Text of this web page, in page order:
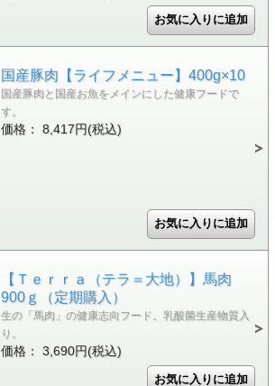
国産豚肉【ライフメニュー】400g×10
国産豚肉と国産お魚をメインにした健康フードで
す。
価格： 8,417円(税込)
【Ｔｅｒｒａ（テラ＝大地）】馬肉
900ｇ（定期購入）
生の「馬肉」の健康志向フード。乳酸菌生産物質入
り。
価格： 3,690円(税込)